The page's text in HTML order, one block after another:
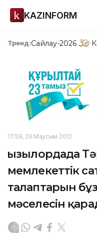
KAZINFORM
Тренд:Сайлау-2026
17:59, 26 Маусым 2012
Қызылордада
мемлекеттік
талаптарын
мәселесін